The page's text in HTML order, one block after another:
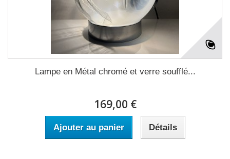
Lampe en Métal chromé et verre soufflé...
169,00 €
Ajouter au panier Détails